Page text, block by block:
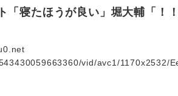
「寝たほうが良い」堀大輔「！
vid/avc1/1170x2532/
amplify_video/